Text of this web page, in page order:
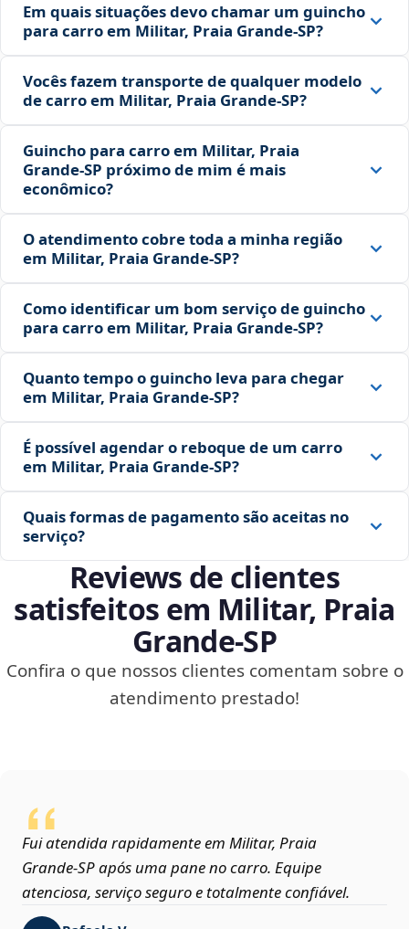
Em quais situações devo chamar um guincho
para carro em Militar, Praia Grande‑SP?
Vocês fazem transporte de qualquer modelo
de carro em Militar, Praia Grande‑SP?
Guincho para carro em Militar, Praia
Grande‑SP próximo de mim é mais
econômico?
O atendimento cobre toda a minha região
em Militar, Praia Grande‑SP?
Como identificar um bom serviço de guincho
para carro em Militar, Praia Grande‑SP?
Quanto tempo o guincho leva para chegar
em Militar, Praia Grande‑SP?
É possível agendar o reboque de um carro
em Militar, Praia Grande‑SP?
Quais formas de pagamento são aceitas no
serviço?
Reviews de clientes
satisfeitos em Militar, Praia
Grande‑SP
Confira o que nossos clientes comentam sobre o
atendimento prestado!
Fui atendida rapidamente em Militar, Praia
Grande‑SP após uma pane no carro. Equipe
atenciosa, serviço seguro e totalmente confiável.